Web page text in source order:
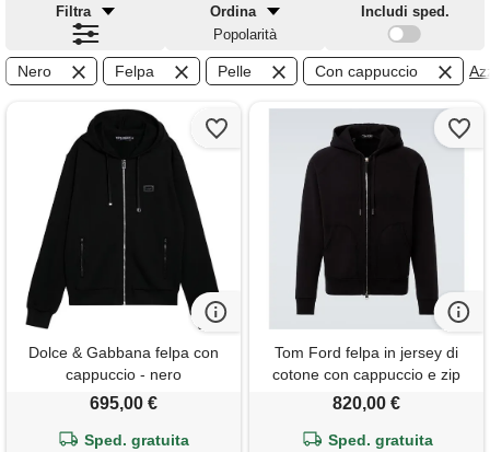
Filtra
Ordina
Popolarità
Includi sped.
Nero Felpa Pelle Con cappuccio
Dolce & Gabbana felpa con
cappuccio - nero
695,00 €
Sped. gratuita
Tom Ford felpa in jersey di
cotone con cappuccio e zip
820,00 €
Sped. gratuita